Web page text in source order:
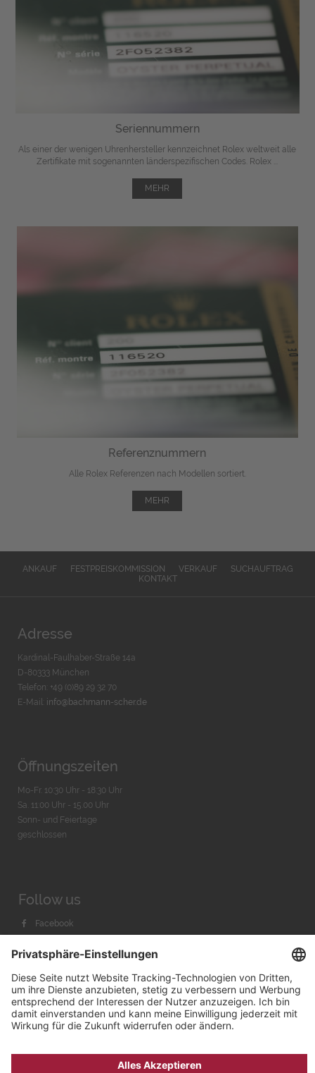
Seriennummern
Als einer der wenigen Uhrenhersteller kennzeichnet Rolex weltweit alle
Zertifikate mit sogenannten länderspezifischen Codes. Rolex ...
MEHR
Referenznummern
Alle Rolex Referenzen nach Modellen sortiert.
MEHR
ANKAUF FESTPREISKOMMISSION VERKAUF
SUCHAUFTRAG
KONTAKT
Adresse
Kardinal-Faulhaber-Straße 14a
D-80333 München
Telefon: +49 (0)89 29 32 70
E-Mail: info@bachmann-scher.de
Öffnungszeiten
Mo-Fr. 10:30 Uhr - 18:30 Uhr
Sa. 11:00 Uhr - 15.00 Uhr
Sonn- und Feiertage
geschlossen
Follow us
Facebook
Youtube